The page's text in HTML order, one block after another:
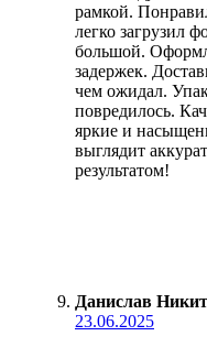
рамкой.
легко загрузил
большой.
задержек.
чем ожидал.
повредилось.
яркие и
выглядит
результатом!
Данислав
23.06.2025